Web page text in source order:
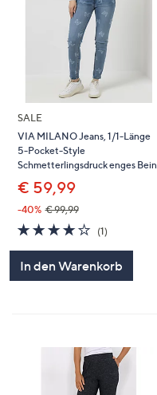
SALE
VIA MILANO Jeans, 1/1-Länge
5-Pocket-Style
Schmetterlingsdruck enges Bein
€ 59,99
-40% € 99,99
4.0
von
5
(1)
In den Warenkorb